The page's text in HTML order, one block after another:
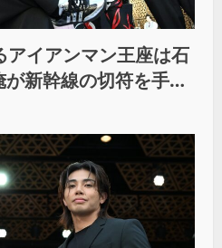
アイアンマン王座は石
新幹線の切符を手に
るぞ」